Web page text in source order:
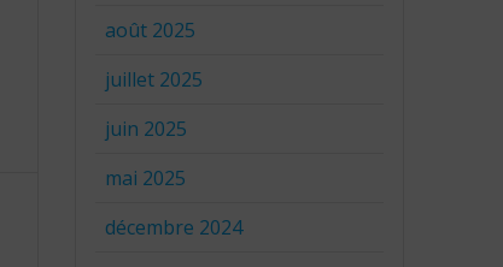
août 2025
juillet 2025
juin 2025
mai 2025
décembre 2024